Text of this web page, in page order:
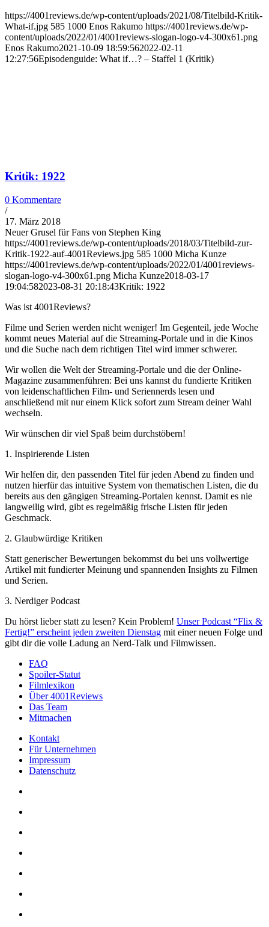
https://4001reviews.de/wp-content/uploads/2021/08/Titelbild-Kritik-
What-if.jpg 585 1000 Enos Rakumo https://4001reviews.de/wp-
content/uploads/2022/01/4001reviews-slogan-logo-v4-300x61.png
Enos Rakumo2021-10-09 18:59:562022-02-11
12:27:56Episodenguide: What if…? – Staffel 1 (Kritik)
Kritik: 1922
0 Kommentare
/
17. März 2018
Neuer Grusel für Fans von Stephen King
https://4001reviews.de/wp-content/uploads/2018/03/Titelbild-zur-
Kritik-1922-auf-4001Reviews.jpg 585 1000 Micha Kunze
https://4001reviews.de/wp-content/uploads/2022/01/4001reviews-
slogan-logo-v4-300x61.png Micha Kunze2018-03-17
19:04:582023-08-31 20:18:43Kritik: 1922
Was ist 4001Reviews?
Filme und Serien werden nicht weniger! Im Gegenteil, jede Woche
kommt neues Material auf die Streaming-Portale und in die Kinos
und die Suche nach dem richtigen Titel wird immer schwerer.
Wir wollen die Welt der Streaming-Portale und die der Online-
Magazine zusammenführen: Bei uns kannst du fundierte Kritiken
von leidenschaftlichen Film- und Seriennerds lesen und
anschließend mit nur einem Klick sofort zum Stream deiner Wahl
wechseln.
Wir wünschen dir viel Spaß beim durchstöbern!
1. Inspirierende Listen
Wir helfen dir, den passenden Titel für jeden Abend zu finden und
nutzen hierfür das intuitive System von thematischen Listen, die du
bereits aus den gängigen Streaming-Portalen kennst. Damit es nie
langweilig wird, gibt es regelmäßig frische Listen für jeden
Geschmack.
2. Glaubwürdige Kritiken
Statt generischer Bewertungen bekommst du bei uns vollwertige
Artikel mit fundierter Meinung und spannenden Insights zu Filmen
und Serien.
3. Nerdiger Podcast
Du hörst lieber statt zu lesen? Kein Problem! Unser Podcast “Flix &
Fertig!” erscheint jeden zweiten Dienstag mit einer neuen Folge und
gibt dir die volle Ladung an Nerd-Talk und Filmwissen.
FAQ
Spoiler-Statut
Filmlexikon
Über 4001Reviews
Das Team
Mitmachen
Kontakt
Für Unternehmen
Impressum
Datenschutz